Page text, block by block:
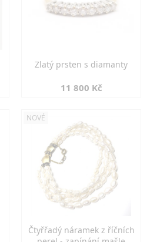
Zlatý prsten s diamanty
11 800 Kč
NOVÉ
Čtyřřadý náramek z říčních